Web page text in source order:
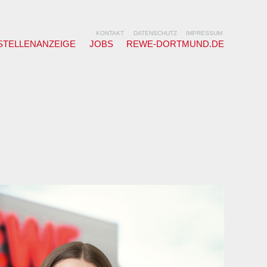
KONTAKT DATENSCHUTZ IMPRESSUM
JOBS REWE-DORTMUND.DE